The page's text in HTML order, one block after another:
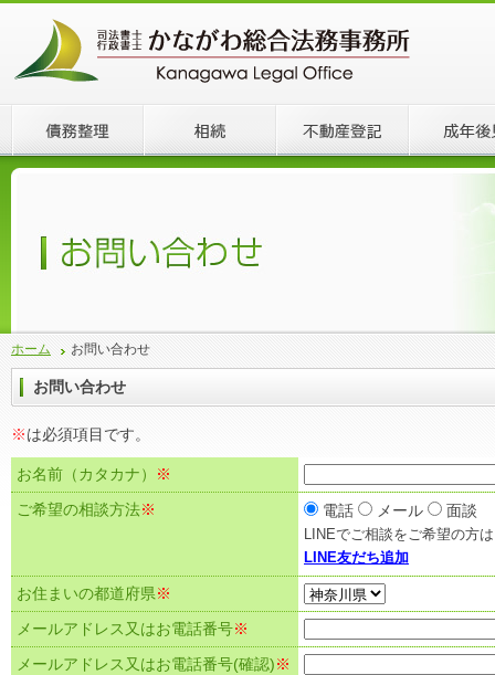
ホーム お問い合わせ
お問い合わせ
※ は必須項目です。
お名前（カタカナ） ※
ご希望の相談方法※ 電話 メール
面談
LINEでご相談をご希望の方
LINE友だち追加
お住まいの都道府県※
メールアドレス又はお電話番号※
メールアドレス又はお電話番号(確認) ※